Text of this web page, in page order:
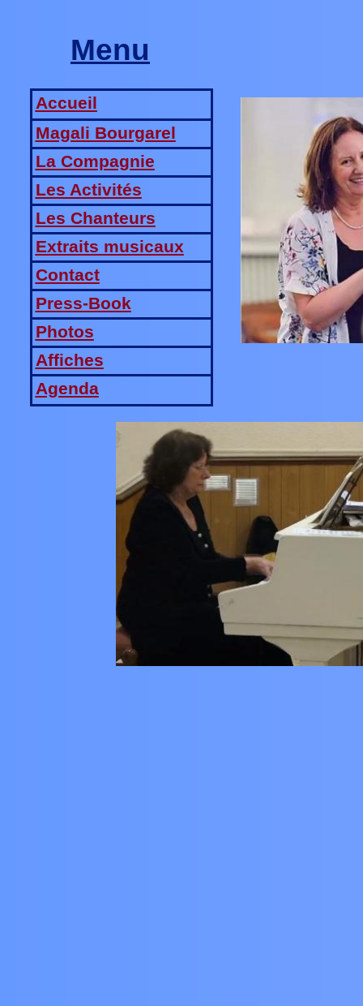
Menu
Accueil
Magali Bourgarel
La Compagnie
Les Activités
Les Chanteurs
Extraits musicaux
Contact
Press-Book
Photos
Affiches
Agenda